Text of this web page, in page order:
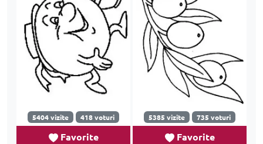
5404 vizite 418 voturi
Favorite
5385 vizite 735 voturi
Favorite